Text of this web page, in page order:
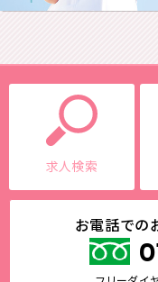
求人検索
お電話での